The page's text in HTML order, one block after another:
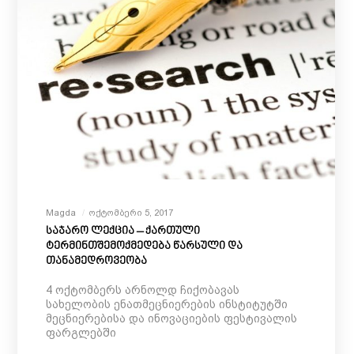
Magda Ოქტომბერი 5, 2017
საჯარო ლექცია – ქართული
ტერმინთშემოქმედება წარსული და
თანამედროვეობა
4 ოქტომბერს არნოლდ ჩიქობავას
სახელობის ენათმეცნიერების ინსტიტუტში
მეცნიერებისა და ინოვაციების ფესტივალის
ფარგლებში